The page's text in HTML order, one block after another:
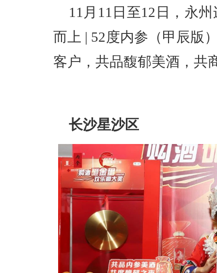
11月11日至12日，永
而上 | 52度内参（甲辰版
客户，共品馥郁美酒，共
长沙星沙区